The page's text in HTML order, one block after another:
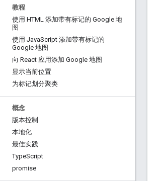
教程
使用 HTML 添加带有标记的 Google 地
图
使用 JavaScript 添加带有标记的
Google 地图
向 React 应用添加 Google 地图
显示当前位置
为标记划分聚类
概念
版本控制
本地化
最佳实践
TypeScript
promise